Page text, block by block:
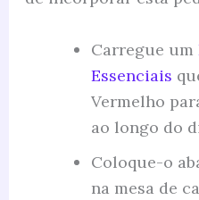
Carregue um
Essenciais
Vermelho
ao longo do
Coloque-o
na mesa de